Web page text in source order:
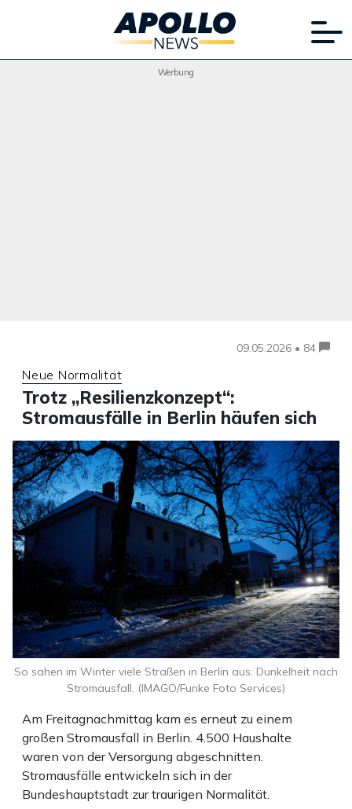
Werbung
09.05.2026 • 84
Neue Normalität
Trotz „Resilienzkonzept“:
Stromausfälle in Berlin häufen sich
Am Freitagnachmittag kam es erneut zu einem
großen Stromausfall in Berlin. 4.500 Haushalte
waren von der Versorgung abgeschnitten.
Stromausfälle entwickeln sich in der
Bundeshauptstadt zur traurigen Normalität.
So sahen im Winter viele Straßen in Berlin aus: Dunkelheit nach
Stromausfall. (IMAGO/Funke Foto Services)